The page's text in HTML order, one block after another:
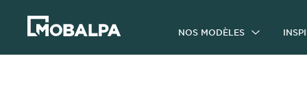
NOS MODÈLES